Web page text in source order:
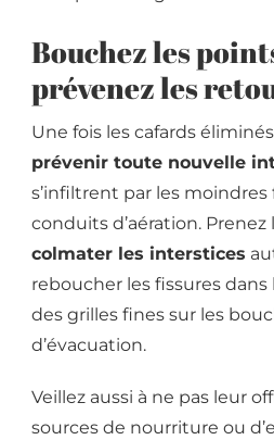
Bouchez les
prévenez les
Une fois les cafards
prévenir toute nouvelle
s’infiltrent par les moindres
conduits d’aération.
colmater les interstices
reboucher les fissures
des grilles fines sur les
d’évacuation.
Veillez aussi à ne pas leur
sources de nourriture ou